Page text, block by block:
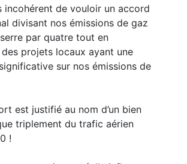
incohérent de vouloir un accord
divisant nos émissions de gaz
par quatre tout en
projets locaux ayant une
sur nos émissions de
est justifié au nom d’un bien
triplement du trafic aérien
!